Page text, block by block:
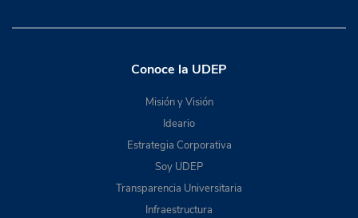
Conoce la UDEP
Misión y Visión
Ideario
Estrategia Corporativa
Soy UDEP
Transparencia Universitaria
Infraestructura